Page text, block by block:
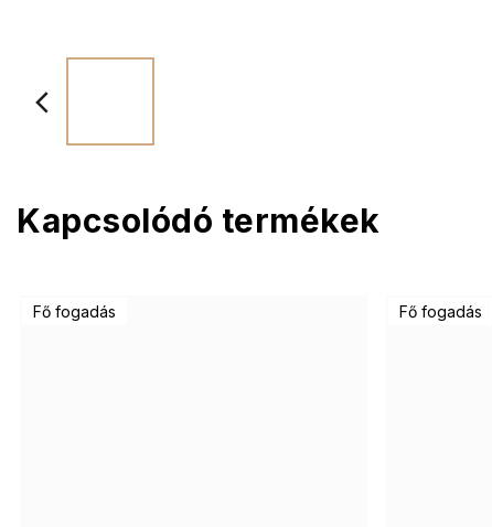
Kapcsolódó termékek
Fő fogadás Fő fogadás